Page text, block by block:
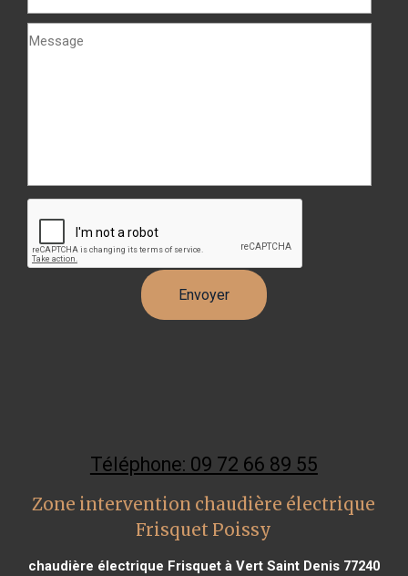
Téléphone: 09 72 66 89 55
Zone intervention chaudière électrique
Frisquet Poissy
chaudière électrique Frisquet à Vert Saint Denis 77240